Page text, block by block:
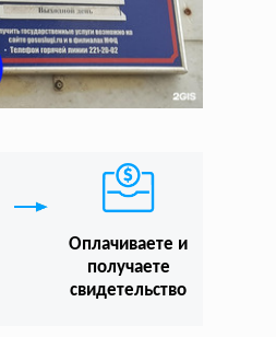
Оплачиваете и
получаете
свидетельство